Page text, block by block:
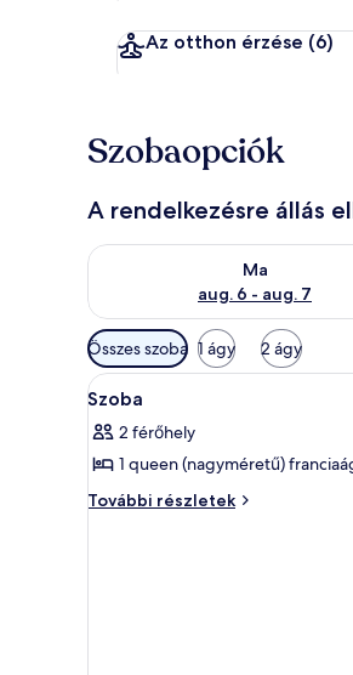
Az otthon érzése (6)
Szobaopciók
A rendelkezésre állás
Ma
aug. 6 - aug. 7
A ma esti rendelkezésre állás
Szobákhoz
rendelkezésre
álló
Összes szoba 1 ágy 2 ágy
A
következő
szoba
összes
képének
4
Szoba
2 férőhely
1 queen (nagyméretű)
További részletek
Szoba